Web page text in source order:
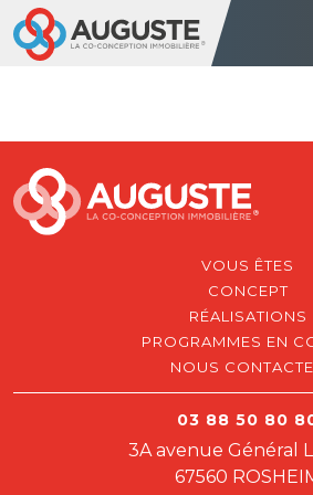
VOUS ÊTES
CONCEPT
RÉALISATIONS
PROGRAMMES EN
NOUS
03 88 50 80
3A avenue Général
67560